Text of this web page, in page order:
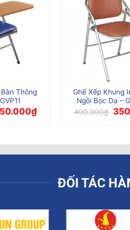
Thông
₫Giá
tại
Ghế Xếp Khung
Ngồi Bọc Da –
400.000₫ Giá
gốc
là:
ĐỐI TÁC